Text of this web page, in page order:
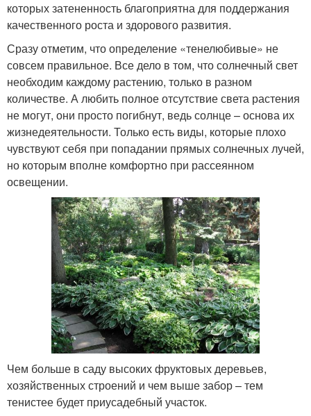
которых затененность благоприятна для поддержания
качественного роста и здорового развития.
Сразу отметим, что определение «тенелюбивые» не
совсем правильное. Все дело в том, что солнечный свет
необходим каждому растению, только в разном
количестве. А любить полное отсутствие света растения
не могут, они просто погибнут, ведь солнце – основа их
жизнедеятельности. Только есть виды, которые плохо
чувствуют себя при попадании прямых солнечных лучей,
но которым вполне комфортно при рассеянном
освещении.
Чем больше в саду высоких фруктовых деревьев,
хозяйственных строений и чем выше забор – тем
тенистее будет приусадебный участок.